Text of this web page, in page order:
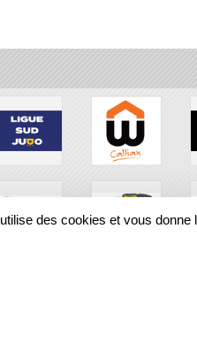
des cookies et vous